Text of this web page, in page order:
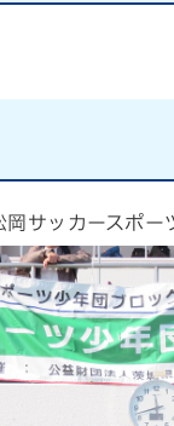
サッカースポー